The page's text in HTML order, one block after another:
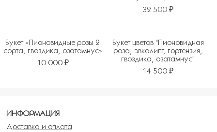
32 500 ₽
Букет «Пионовидные розы 2
сорта, гвоздика, озатамнус»
10 000 ₽
Букет цветов "Пионовидная
роза, эвкалипт, гортензия,
гвоздика, озатамнус"
14 500 ₽
ИНФОРМАЦИЯ
Доставка и оплата